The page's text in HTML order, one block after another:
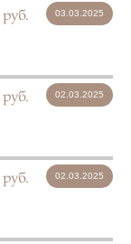
руб. 03.03.2025
руб. 02.03.2025
руб. 02.03.2025